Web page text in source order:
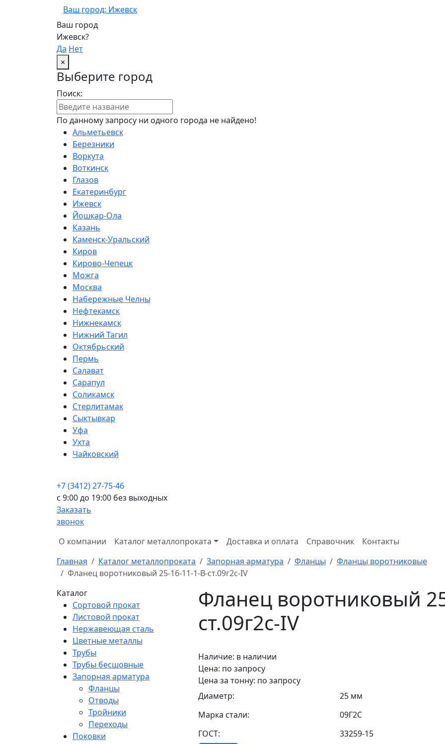
Ваш город: Ижевск
Ваш город
Ижевск?
Да Нет
×
Выберите город
Поиск:
По данному запросу ни одного города не найдено!
Альметьевск
Березники
Воркута
Воткинск
Глазов
Екатеринбург
Ижевск
Йошкар-Ола
Казань
Каменск-Уральский
Киров
Кирово-Чепецк
Можга
Москва
Набережные Челны
Нефтекамск
Нижнекамск
Нижний Тагил
Октябрьский
Пермь
Салават
Сарапул
Соликамск
Стерлитамак
Сыктывкар
Уфа
Ухта
Чайковский
+7 (3412) 27-75-46
c 9:00 до 19:00 без выходных
Заказать
звонок
О компании
Каталог металлопроката Доставка и оплата Справочник
Контакты
Главная
Каталог металлопроката Запорная арматура Фланцы
Фланцы воротниковые
Фланец воротниковый 25-16-11-1-B-ст.09г2с-IV
Каталог
Сортовой прокат
Листовой прокат
Нержавеющая сталь
Цветные металлы
Трубы
Трубы бесшовные
Запорная арматура
Фланцы
Отводы
Тройники
Переходы
Поковки
Фланец воротниковый
ст.09г2с-IV
Наличие: в наличии
Цена: по запросу
Цена за тонну: по запросу
Диаметр:
25 мм
Марка стали:
09Г2С
ГОСТ:
33259-15